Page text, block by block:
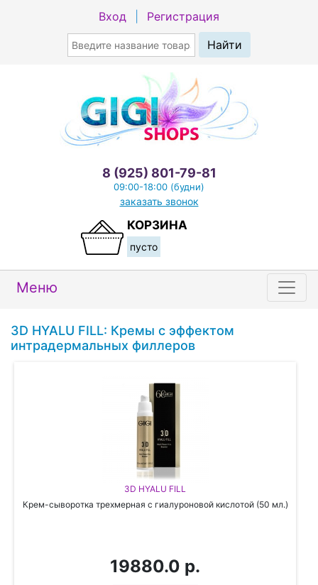
Вход Регистрация
8 (925) 801-79-81
09:00-18:00 (будни)
заказать звонок
КОРЗИНА
пусто
Меню
3D HYALU FILL: Кремы с эффектом
интрадермальных филлеров
3D HYALU FILL
Крем-сыворотка трехмерная с гиалуроновой кислотой (50 мл.)
19880.0 р.